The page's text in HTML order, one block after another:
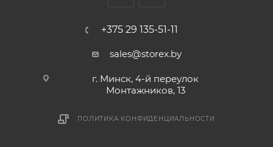
+375 29 135-51-11
sales@storex.by
г. Минск, 4-й переулок
Монтажников, 13
ПОЛИТИКА КОНФИДЕНЦИАЛЬНОСТИ